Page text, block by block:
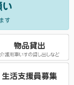
い
す